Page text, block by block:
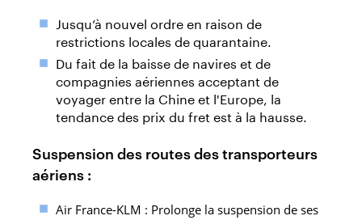
Jusqu’à nouvel ordre en raison de
restrictions locales de quarantaine.
Du fait de la baisse de navires et de
compagnies aériennes acceptant de
voyager entre la Chine et l'Europe, la
tendance des prix du fret est à la hausse.
Suspension des routes des transporteurs
aériens :
Air France-KLM : Prolonge la suspension de ses